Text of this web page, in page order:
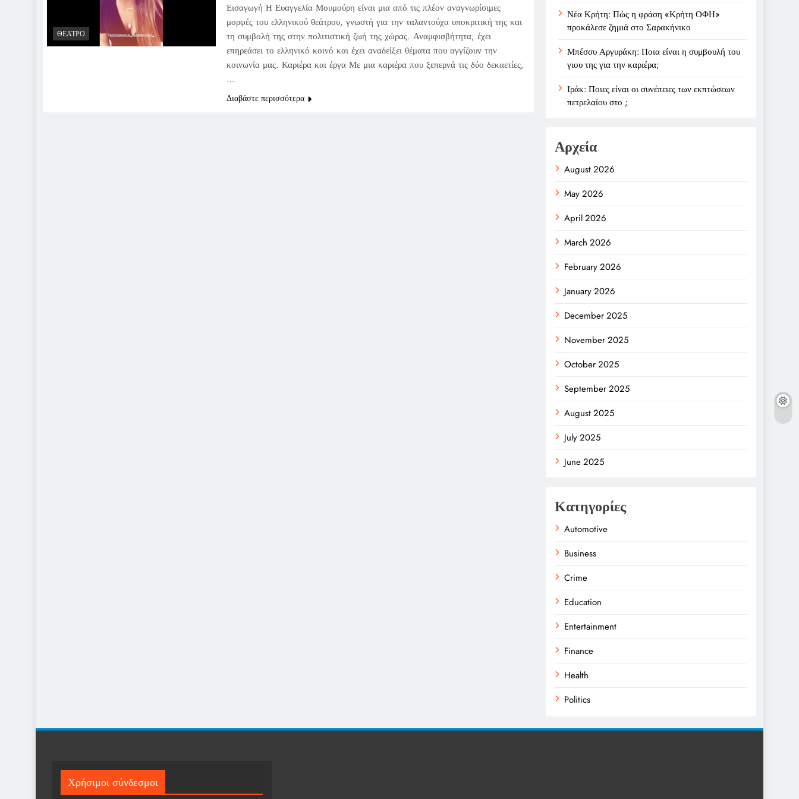
ΘΈΑΤΡΟ
Εισαγωγή Η Ευαγγελία Μουμούρη είναι μια από τις πλέον αναγνωρίσιμες
μορφές του ελληνικού θεάτρου, γνωστή για την ταλαντούχα υποκριτική της και
τη συμβολή της στην πολιτιστική ζωή της χώρας. Αναμφισβήτητα, έχει
επηρεάσει το ελληνικό κοινό και έχει αναδείξει θέματα που αγγίζουν την
κοινωνία μας. Καριέρα και έργα Με μια καριέρα που ξεπερνά τις δύο δεκαετίες,
…
Διαβάστε περισσότερα
Νέα Κρήτη: Πώς η φράση «Κρήτη ΟΦΗ»
προκάλεσε ζημιά στο Σαρακήνικο
Μπέσσυ Αργυράκη: Ποια είναι η συμβουλή του
γιου της για την καριέρα;
Ιράκ: Ποιες είναι οι συνέπειες των εκπτώσεων
πετρελαίου στο ;
Αρχεία
August 2026
May 2026
April 2026
March 2026
February 2026
January 2026
December 2025
November 2025
October 2025
September 2025
August 2025
July 2025
June 2025
Κατηγορίες
Automotive
Business
Crime
Education
Entertainment
Finance
Health
Politics
Χρήσιμοι σύνδεσμοι